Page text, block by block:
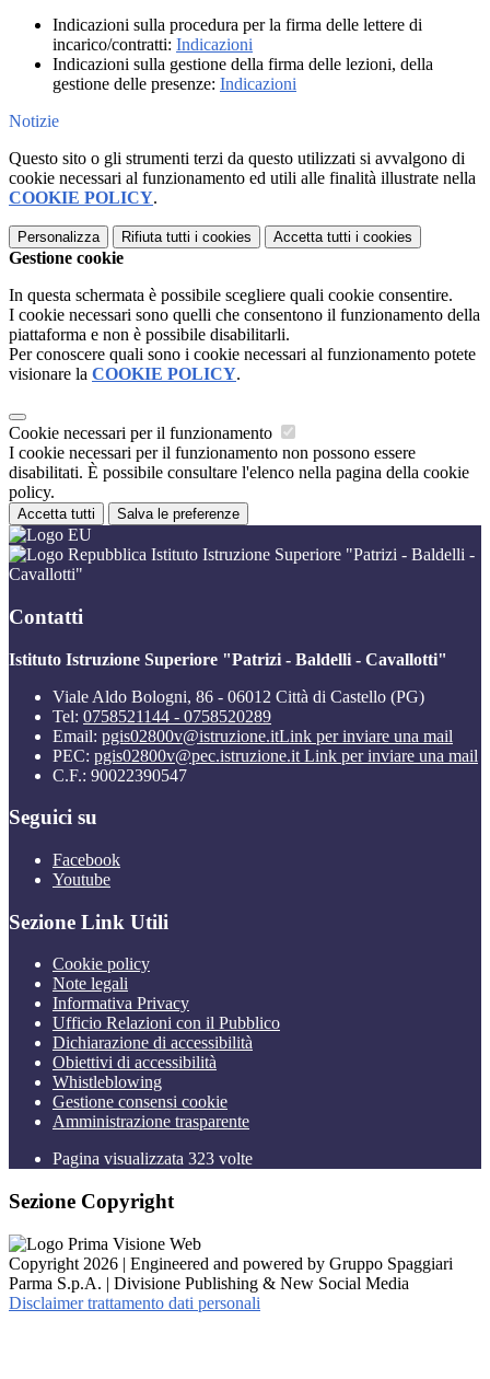
Indicazioni sulla procedura per la firma delle lettere di
incarico/contratti: Indicazioni
Indicazioni sulla gestione della firma delle lezioni, della
gestione delle presenze: Indicazioni
Notizie
Questo sito o gli strumenti terzi da questo utilizzati si avvalgono di
cookie necessari al funzionamento ed utili alle finalità illustrate nella
COOKIE POLICY.
Personalizza Rifiuta tutti i cookies Accetta tutti i cookies
Gestione cookie
In questa schermata è possibile scegliere quali cookie consentire.
I cookie necessari sono quelli che consentono il funzionamento della
piattaforma e non è possibile disabilitarli.
Per conoscere quali sono i cookie necessari al funzionamento potete
visionare la COOKIE POLICY.
Cookie necessari per il funzionamento
I cookie necessari per il funzionamento non possono essere
disabilitati. È possibile consultare l'elenco nella pagina della cookie
policy.
Accetta tutti Salva le preferenze
Istituto Istruzione Superiore "Patrizi - Baldelli -
Cavallotti"
Contatti
Istituto Istruzione Superiore "Patrizi - Baldelli - Cavallotti"
Viale Aldo Bologni, 86 - 06012 Città di Castello (PG)
Tel: 0758521144 - 0758520289
Email: pgis02800v@istruzione.itLink per inviare una mail
PEC: pgis02800v@pec.istruzione.it Link per inviare una mail
C.F.: 90022390547
Seguici su
Facebook
Youtube
Sezione Link Utili
Cookie policy
Note legali
Informativa Privacy
Ufficio Relazioni con il Pubblico
Dichiarazione di accessibilità
Obiettivi di accessibilità
Whistleblowing
Gestione consensi cookie
Amministrazione trasparente
Pagina visualizzata 323 volte
Sezione Copyright
Copyright 2026 | Engineered and powered by Gruppo Spaggiari
Parma S.p.A. | Divisione Publishing & New Social Media
Disclaimer trattamento dati personali